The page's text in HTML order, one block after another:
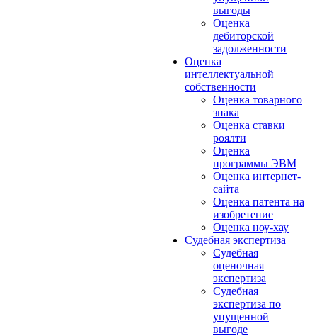
выгоды
Оценка
дебиторской
задолженности
Оценка
интеллектуальной
собственности
Оценка товарного
знака
Оценка ставки
роялти
Оценка
программы ЭВМ
Оценка интернет-
сайта
Оценка патента на
изобретение
Оценка ноу-хау
Судебная экспертиза
Судебная
оценочная
экспертиза
Судебная
экспертиза по
упущенной
выгоде